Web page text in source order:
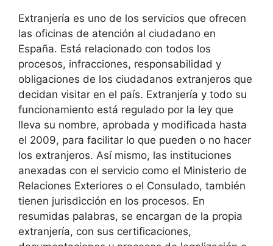
Extranjería es uno de los servicios que ofrecen
las oficinas de atención al ciudadano en
España. Está relacionado con todos los
procesos, infracciones, responsabilidad y
obligaciones de los ciudadanos extranjeros que
decidan visitar en el país. Extranjería y todo su
funcionamiento está regulado por la ley que
lleva su nombre, aprobada y modificada hasta
el 2009, para facilitar lo que pueden o no hacer
los extranjeros. Así mismo, las instituciones
anexadas con el servicio como el Ministerio de
Relaciones Exteriores o el Consulado, también
tienen jurisdicción en los procesos. En
resumidas palabras, se encargan de la propia
extranjería, con sus certificaciones,